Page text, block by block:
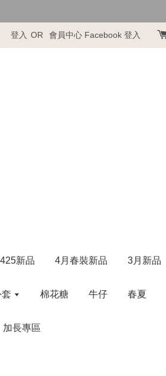
登入 OR 會員中心 Facebook 登入
新品 4月春裝新品 3月新品
棉花糖 牛仔 春夏
加長專區